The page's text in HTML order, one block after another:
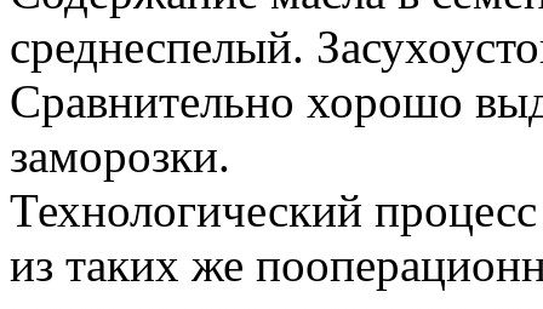
среднеспелый.
Сравнительно хорошо
заморозки.
Технологический
из таких же